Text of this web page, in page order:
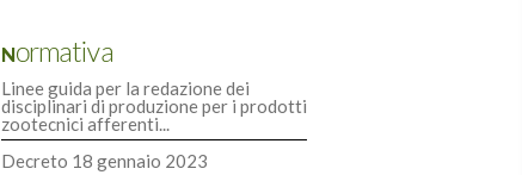
Normativa
Linee guida per la redazione dei
disciplinari di produzione per i prodotti
zootecnici afferenti...
Decreto 18 gennaio 2023